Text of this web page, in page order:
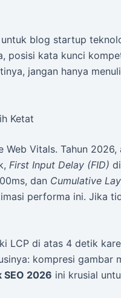
blog startup
posisi kata kunci
jangan hanya
Ketat
Vitals. Tahun 2026,
First Input Delay (FID)
dan Cumulative
performa ini. Jika
LCP di atas 4 detik
kompresi gambar
SEO 2026 ini krusial